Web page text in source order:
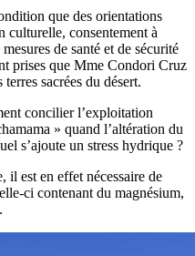
que des orientations
culturelle, consentement à
de santé et de sécurité
prises que Mme Condori Cruz
sacrées du désert.
concilier l’exploitation
» quand l’altération du
s’ajoute un stress hydrique ?
est en effet nécessaire de
ci contenant du magnésium,